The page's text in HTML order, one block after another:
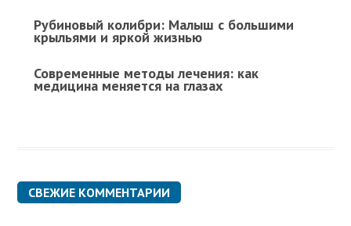
Рубиновый колибри: Малыш с большими
крыльями и яркой жизнью
Современные методы лечения: как
медицина меняется на глазах
СВЕЖИЕ КОММЕНТАРИИ